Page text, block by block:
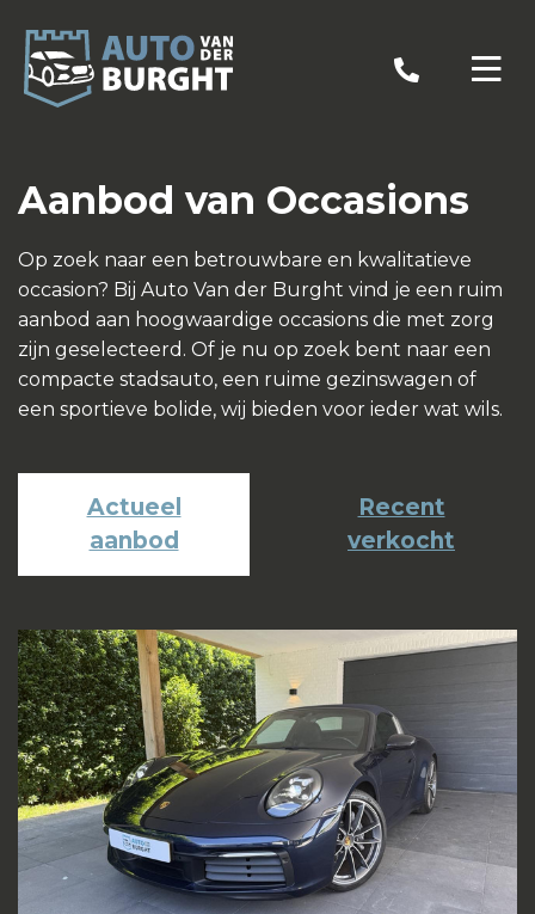
Aanbod van Occasions
Op zoek naar een betrouwbare en kwalitatieve
occasion? Bij Auto Van der Burght vind je een ruim
aanbod aan hoogwaardige occasions die met zorg
zijn geselecteerd. Of je nu op zoek bent naar een
compacte stadsauto, een ruime gezinswagen of
een sportieve bolide, wij bieden voor ieder wat wils.
Actueel
aanbod
Recent
verkocht